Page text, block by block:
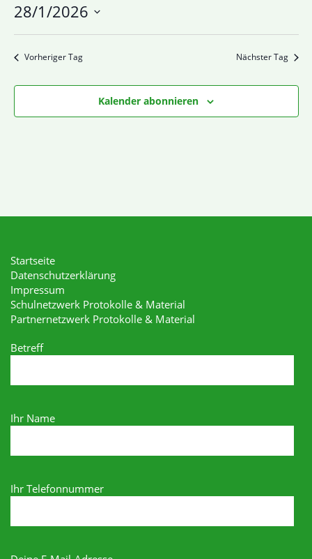
28/1/2026
Datum
Vorheriger Tag Nächster Tag
Kalender abonnieren
Startseite
Datenschutzerklärung
Impressum
Schulnetzwerk Protokolle & Material
Partnernetzwerk Protokolle & Material
Betreff
Ihr Name
Ihr Telefonnummer